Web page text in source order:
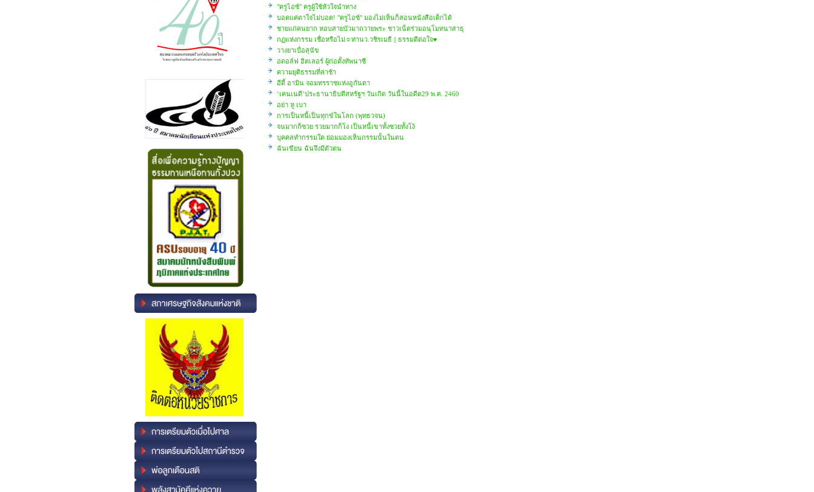
"ครูไอซ์" ครูผู้ใช้หัวใจนำทาง
บอดแค่ตาใจไม่บอด! "ครูไอซ์" มองไม่เห็นก็สอนหนังสือเด็กได้
ชายแก่คนยาก หอบสายบัวมาถวายพระ ชาวเน็ตร่วมอนุโมทนาสาธุ
กฏแห่งกรรม เชื่อหรือไม่☼ท่านว.วชิรเมธี || ธรรมดีต่อใจ♥
วางยาเบื่อสุนัข
อดอล์ฟ ฮิตเลอร์ ผู้ก่อตั้งทัพนาซี
ความยุติธรรมที่ล่าช้า
อีดี้ อามิน จอมทรราชแห่งอูกันดา
‘เคนเนดี’ประธานาธิบดีสหรัฐฯ วันเกิด วันนี้ในอดีต29 พ.ค. 2460
อย่า หู เบา
การเป็นหนี้เป็นทุกข์ในโลก (พุทธวจน)
จนมากก็ซวย รวยมากก็โง เป็นหนี้เขาทั้งซวยทั้งโง้
บุคคลทำกรรมใด ย่อมมองเห็นกรรมนั้นในตน
ฉันเขียน ฉันจึงมีตัวตน